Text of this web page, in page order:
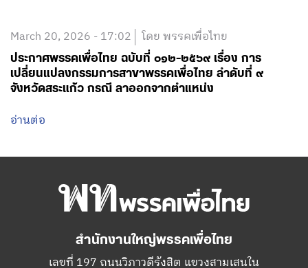
March 20, 2026 - 17:02 โดย พรรคเพื่อไทย
ประกาศพรรคเพื่อไทย ฉบับที่ ๐๑๒-๒๕๖๙ เรื่อง การ
เปลี่ยนแปลงกรรมการสาขาพรรคเพื่อไทย ลำดับที่ ๙
จังหวัดสระแก้ว กรณี ลาออกจากตำแหน่ง
อ่านต่อ
สำนักงานใหญ่พรรคเพื่อไทย
เลขที่ 197 ถนนวิภาวดีรังสิต แขวงสามเสนใน